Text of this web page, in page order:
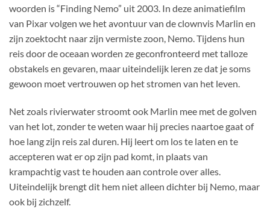
woorden is “Finding Nemo” uit 2003. In deze animatiefilm
van Pixar volgen we het avontuur van de clownvis Marlin en
zijn zoektocht naar zijn vermiste zoon, Nemo. Tijdens hun
reis door de oceaan worden ze geconfronteerd met talloze
obstakels en gevaren, maar uiteindelijk leren ze dat je soms
gewoon moet vertrouwen op het stromen van het leven.
Net zoals rivierwater stroomt ook Marlin mee met de golven
van het lot, zonder te weten waar hij precies naartoe gaat of
hoe lang zijn reis zal duren. Hij leert om los te laten en te
accepteren wat er op zijn pad komt, in plaats van
krampachtig vast te houden aan controle over alles.
Uiteindelijk brengt dit hem niet alleen dichter bij Nemo, maar
ook bij zichzelf.